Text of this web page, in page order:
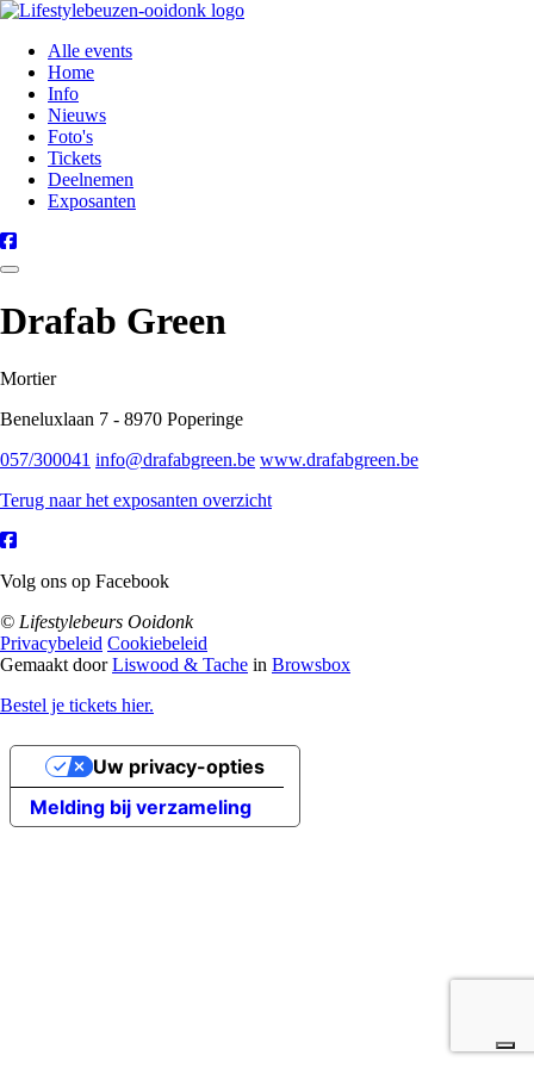
Alle events
Home
Info
Nieuws
Foto's
Tickets
Deelnemen
Exposanten
Drafab Green
Mortier
Beneluxlaan 7 - 8970 Poperinge
057/300041 info@drafabgreen.be www.drafabgreen.be
Terug naar het exposanten overzicht
Volg ons op Facebook
© Lifestylebeurs Ooidonk
Privacybeleid Cookiebeleid
Gemaakt doorLiswood & Tache in Browsbox
Bestel je tickets hier.
Melding bij verzameling
Uw privacy-opties